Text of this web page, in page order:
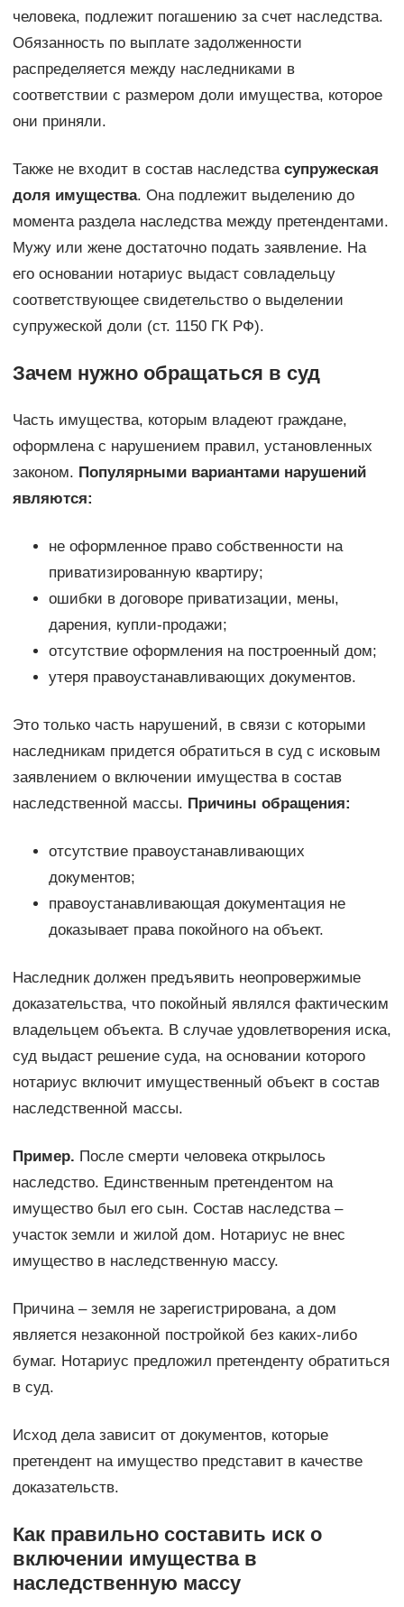
человека, подлежит погашению за счет наследства.
Обязанность по выплате задолженности
распределяется между наследниками в
соответствии с размером доли имущества, которое
они приняли.
Также не входит в состав наследства супружеская
доля имущества. Она подлежит выделению до
момента раздела наследства между претендентами.
Мужу или жене достаточно подать заявление. На
его основании нотариус выдаст совладельцу
соответствующее свидетельство о выделении
супружеской доли (ст. 1150 ГК РФ).
Зачем нужно обращаться в суд
Часть имущества, которым владеют граждане,
оформлена с нарушением правил, установленных
законом. Популярными вариантами нарушений
являются:
не оформленное право собственности на
приватизированную квартиру;
ошибки в договоре приватизации, мены,
дарения, купли-продажи;
отсутствие оформления на построенный дом;
утеря правоустанавливающих документов.
Это только часть нарушений, в связи с которыми
наследникам придется обратиться в суд с исковым
заявлением о включении имущества в состав
наследственной массы. Причины обращения:
отсутствие правоустанавливающих
документов;
правоустанавливающая документация не
доказывает права покойного на объект.
Наследник должен предъявить неопровержимые
доказательства, что покойный являлся фактическим
владельцем объекта. В случае удовлетворения иска,
суд выдаст решение суда, на основании которого
нотариус включит имущественный объект в состав
наследственной массы.
Пример. После смерти человека открылось
наследство. Единственным претендентом на
имущество был его сын. Состав наследства –
участок земли и жилой дом. Нотариус не внес
имущество в наследственную массу.
Причина – земля не зарегистрирована, а дом
является незаконной постройкой без каких-либо
бумаг. Нотариус предложил претенденту обратиться
в суд.
Исход дела зависит от документов, которые
претендент на имущество представит в качестве
доказательств.
Как правильно составить иск о
включении имущества в
наследственную массу